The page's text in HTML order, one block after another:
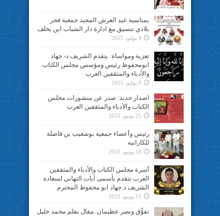
بمناسبة عيد العرش المجيد جمعية فخر
بلادي تنسيق مع ادارة دار الشباب ابن يخلف
9 يوليو، 2025
تعزية ومواساة: يتقدم الشريف د- جهاد
ابومحفوظ رئيس ومؤسس مجلس الكتاب
والأدباء والمثقفين العرب
9 يوليو، 2025
اصدار جديد: صدر عن منشورات مجلس
الكتاب والأدباء والمثقفين العرب
25 يونيو، 2025
رئيس وأعضاء جمعية بوشعيب بن فاضلة
للكاراتيه
18 يونيو، 2025
أسرة مجلس الكتاب والأدباء والمثقفين
العرب تتقدم بأسمى آيات التهاني لسعادة
الشريف د.جهاد ابو محفوظ المحترم
15 يونيو، 2025
تفوُّق ونصر عظيمان..مقال بقلم محمد خليل